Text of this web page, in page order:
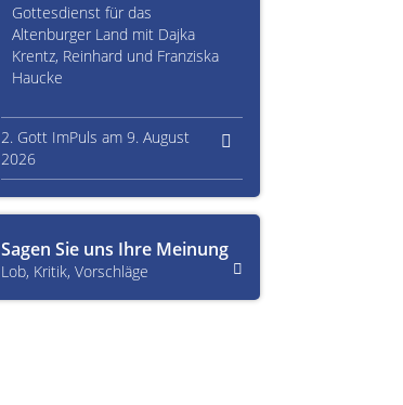
Gottesdienst für das
Altenburger Land mit Dajka
Krentz, Reinhard und Franziska
Haucke
2. Gott ImPuls am 9. August
2026
Sagen Sie uns Ihre Meinung
Lob, Kritik, Vorschläge